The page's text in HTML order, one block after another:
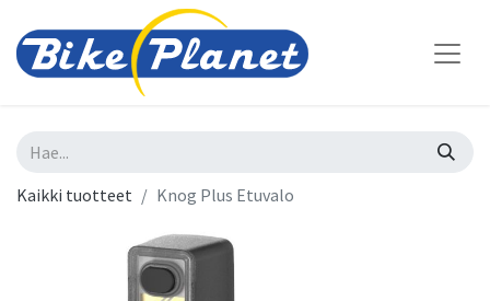
Kaikki tuotteet Knog Plus Etuvalo